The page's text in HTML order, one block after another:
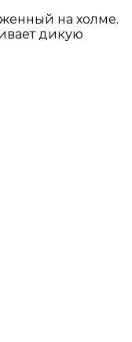
на холме.
дикую